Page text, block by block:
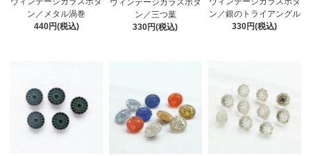
ン／メタル渦巻
440円(税込)
ン／三つ葉
330円(税込)
ン／銀のトライアングル
330円(税込)